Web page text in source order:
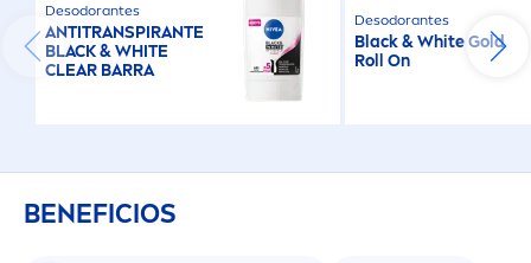
Desodorantes
ANTITRANSPIRANTE
BLACK&WHITE
CLEAR BARRA
Desodorantes
Black&WhiteGold
Roll On
BENEFICIOS